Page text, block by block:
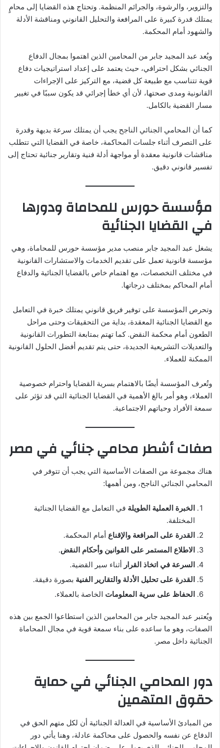
والتزوير، والرشوة، والجرائم المنظمة. وتحتاج هذه القضايا إلى محامٍ
يمتلك قدرة كبيرة على المرافعة والتحليل القانوني ومناقشة الأدلة
والشهود أمام المحكمة.
ويُعد عبد المجيد جابر من المحامين الذين اهتموا بمجال الدفاع
الجنائي بشكل احترافي، حيث يعتمد على إعداد استراتيجيات دفاع
قوية تتناسب مع طبيعة كل قضية، مع التركيز على الإجراءات
القانونية ومدى صحتها، لأن أي خطأ إجرائي قد يكون سببًا في تغيير
مسار القضية بالكامل.
كما أن المحامي الجنائي الناجح يجب أن يمتلك سرعة بديهة وقدرة
على التصرف أثناء جلسات المحاكمة، خاصة في القضايا التي تتطلب
مناقشات قانونية معقدة أو مواجهة أدلة فنية وتقارير جنائية تحتاج إلى
تفسير قانوني دقيق.
مؤسسة حورس للمحاماة ودورها
في القضايا الجنائية
يشغل عبد المجيد جابر منصب مدير مؤسسة حورس للمحاماة، وهي
مؤسسة قانونية تعمل على تقديم الخدمات والاستشارات القانونية
في مختلف التخصصات، مع اهتمام خاص بالقضايا الجنائية والدفاع
أمام المحاكم بمختلف درجاتها.
وتحرص المؤسسة على توفير فريق قانوني يمتلك خبرة في التعامل
مع القضايا الجنائية المعقدة، بداية من التحقيقات وحتى مراحل
الطعون أمام محكمة النقض. كما تهتم بمتابعة التطورات القانونية
والتعديلات التشريعية الجديدة، حتى يتم تقديم أفضل الحلول القانونية
الممكنة للعملاء.
وتُعرف المؤسسة أيضًا بالاهتمام بسرية القضايا واحترام خصوصية
العملاء، وهو أمر بالغ الأهمية في القضايا الجنائية التي قد تؤثر على
سمعة الأفراد وحياتهم الاجتماعية.
صفات أشطر محامي جنائي في مصر
هناك مجموعة من الصفات الأساسية التي يجب أن تتوفر في
المحامي الجنائي الناجح، ومن أهمها:
الخبرة العملية الطويلة في التعامل مع القضايا الجنائية
المختلفة.
القدرة على المرافعة والإقناع أمام المحكمة.
الاطلاع المستمر على القوانين وأحكام النقض.
السرعة في اتخاذ القرار أثناء سير القضية.
القدرة على تحليل الأدلة والتقارير الفنية بصورة دقيقة.
الحفاظ على سرية المعلومات الخاصة بالعملاء.
ويُعتبر عبد المجيد جابر من المحامين الذين استطاعوا الجمع بين هذه
الصفات، وهو ما ساعده على بناء سمعة قوية في مجال المحاماة
الجنائية داخل مصر.
دور المحامي الجنائي في حماية
حقوق المتهمين
من المبادئ الأساسية في العدالة الجنائية أن لكل متهم الحق في
الدفاع عن نفسه والحصول على محاكمة عادلة، وهنا يأتي دور